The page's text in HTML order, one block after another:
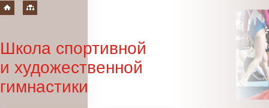
Школа спортивной
и художественной
гимнастики